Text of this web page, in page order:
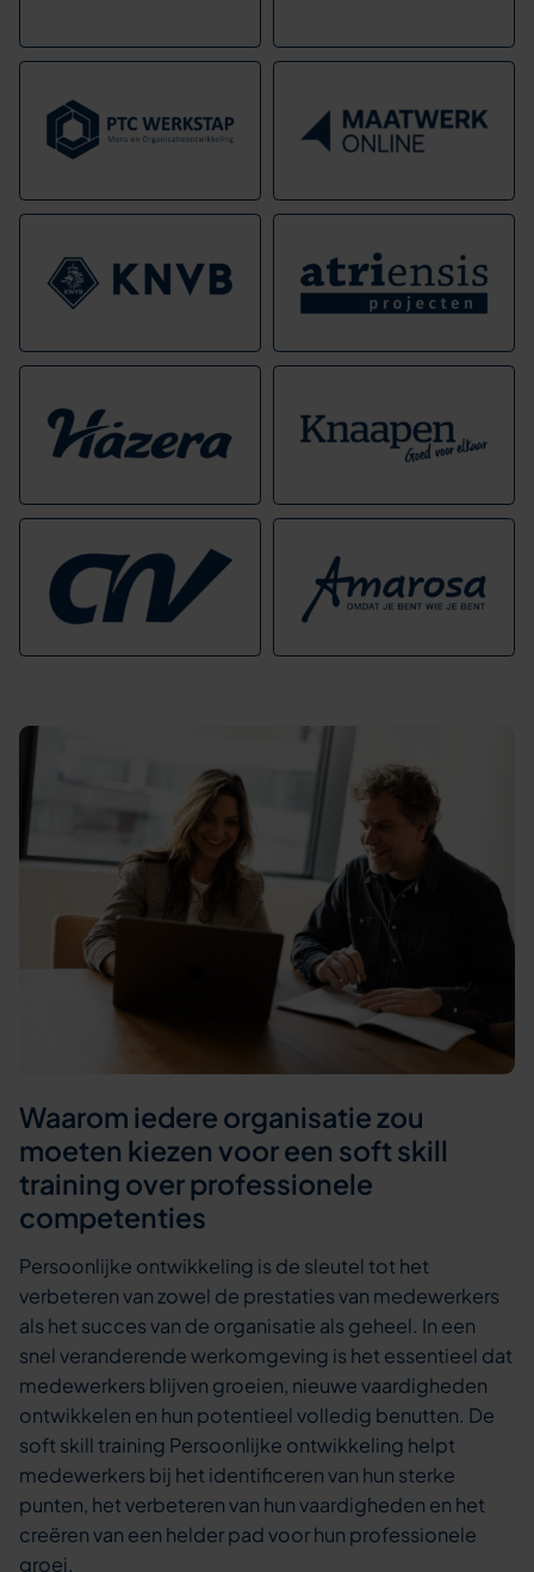
Waarom iedere organisatie zou
moeten kiezen voor een soft skill
training over professionele
competenties
Persoonlijke ontwikkeling is de sleutel tot het
verbeteren van zowel de prestaties van medewerkers
als het succes van de organisatie als geheel. In een
snel veranderende werkomgeving is het essentieel dat
medewerkers blijven groeien, nieuwe vaardigheden
ontwikkelen en hun potentieel volledig benutten. De
soft skill training Persoonlijke ontwikkeling helpt
medewerkers bij het identificeren van hun sterke
punten, het verbeteren van hun vaardigheden en het
creëren van een helder pad voor hun professionele
groei.